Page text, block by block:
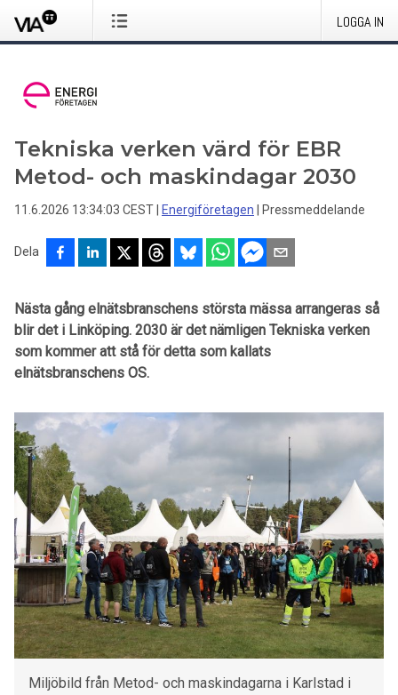
LOGGA IN
Tekniska verken värd för EBR
Metod- och maskindagar 2030
11.6.2026 13:34:03 CEST Energiföretagen Pressmeddelande
Dela
Nästa gång elnätsbranschens största mässa arrangeras så
blir det i Linköping. 2030 är det nämligen Tekniska verken
som kommer att stå för detta som kallats
elnätsbranschens OS.
Miljöbild från Metod- och maskindagarna i Karlstad i